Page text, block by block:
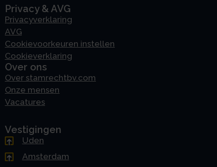
Privacy & AVG
Privacyverklaring
AVG
Cookievoorkeuren instellen
Cookieverklaring
Over ons
Over stamrechtbv.com
Onze mensen
Vacatures
Vestigingen
Uden
Amsterdam